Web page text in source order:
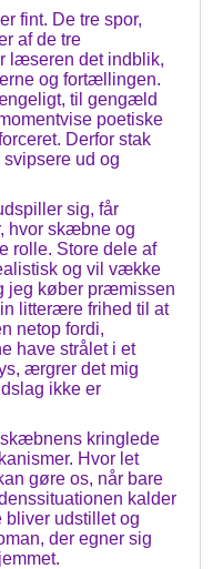
fint. De tre spor,
af de tre
læseren det indblik,
og fortællingen.
til gengæld
poetiske
Derfor stak
ud og
sig, får
hvor skæbne og
rolle. Store dele af
og vil vække
jeg køber præmissen
litterære frihed til at
netop fordi,
have strålet i et
ærgrer det mig
ikke er
skæbnens kringlede
Hvor let
gøre os, når bare
kalder
bliver udstillet og
der egner sig